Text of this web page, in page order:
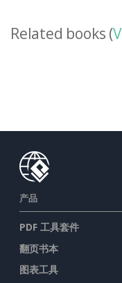
Related books (
产品
PDF 工具套件
翻页书本
图表工具